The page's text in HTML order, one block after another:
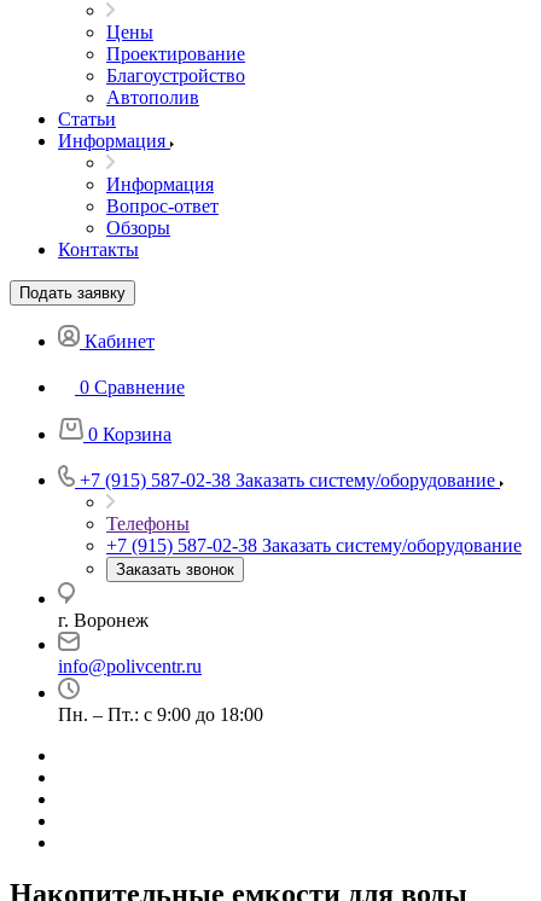
Цены
Проектирование
Благоустройство
Автополив
Статьи
Информация
Информация
Вопрос-ответ
Обзоры
Контакты
Подать заявку
Кабинет
0 Сравнение
0 Корзина
+7 (915) 587-02-38 Заказать систему/оборудование
Телефоны
+7 (915) 587-02-38 Заказать систему/оборудование
Заказать звонок
г. Воронеж
info@polivcentr.ru
Пн. – Пт.: с 9:00 до 18:00
Накопительные емкости для воды